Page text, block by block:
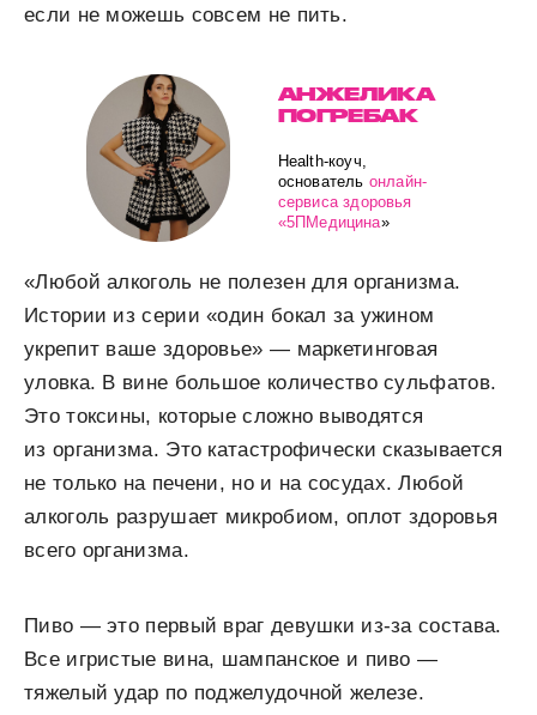
если не можешь совсем не пить.
АНЖЕЛИКА
ПОГРЕБАК
Health-коуч,
основатель онлайн-
сервиса здоровья
«5ПМедицина»
«Любой алкоголь не полезен для организма.
Истории из серии «один бокал за ужином
укрепит ваше здоровье» — маркетинговая
уловка. В вине большое количество сульфатов.
Это токсины, которые сложно выводятся
из организма. Это катастрофически сказывается
не только на печени, но и на сосудах. Любой
алкоголь разрушает микробиом, оплот здоровья
всего организма.
Пиво — это первый враг девушки из-за состава.
Все игристые вина, шампанское и пиво —
тяжелый удар по поджелудочной железе.